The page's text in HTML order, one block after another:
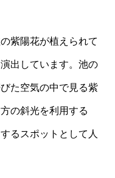
紫陽花が植えられて
出しています。池の
た空気の中で見る紫
の斜光を利用する
るスポットとして人